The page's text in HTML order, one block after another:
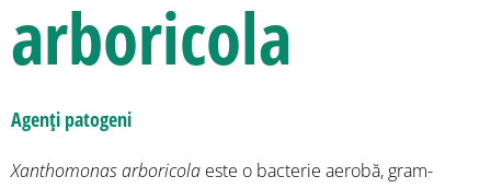
arboricola
Agenți patogeni
Xanthomonas arboricola este o bacterie aerobă, gram-